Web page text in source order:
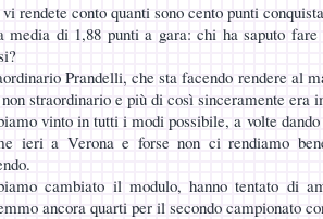
rendete conto quanti sono cento punti
media di 1,88 punti a gara: chi ha saputo
Prandelli, che sta facendo rendere al
straordinario e più di così sinceramente era
vinto in tutti i modi possibile, a volte dando
ieri a Verona e forse non ci rendiamo
cambiato il modulo, hanno tentato di
ancora quarti per il secondo campionato